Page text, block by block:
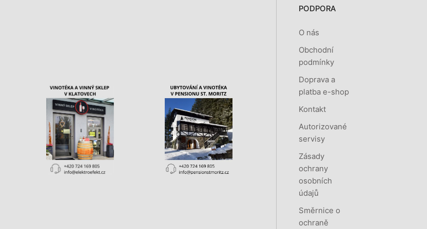
PODPORA
O nás
Obchodní
podmínky
Doprava a
platba e-shop
Kontakt
Autorizované
servisy
Zásady
ochrany
osobních
údajů
Směrnice o
ochraně